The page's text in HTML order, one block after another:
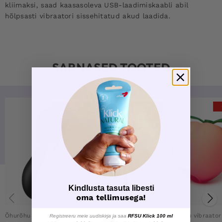
kliimaksi, saad kaasasoleva USB-laadimiskaabli abil
hõlpsasti vibraatori sissehitatud akud laadida.
SARNASED TOOTED
-57%
Love Deal
Õhurõhu vibraator
LOVE DEAL
Love Deal
Õhurõhu vibraator Õhurõhu vibraator
Kindlusta tasuta libesti
oma tellimusega!
Registreeru meie uudiskirja ja saa RFSU Klick 100 ml